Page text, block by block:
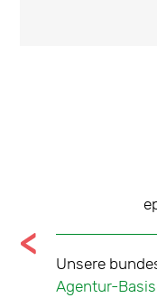
Unsere
Agentur-